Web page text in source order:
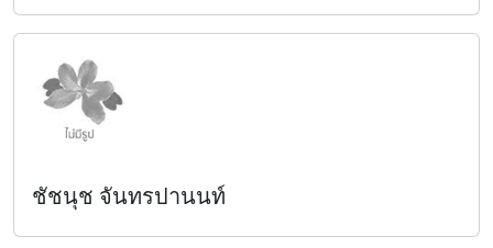
ชัชนุช จันทรปานนท์